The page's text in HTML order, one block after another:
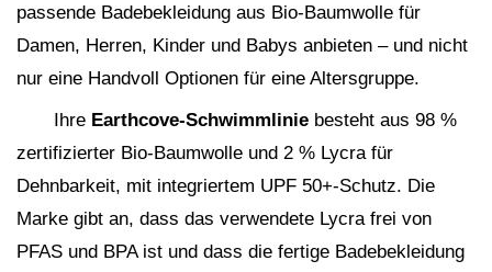
passende Badebekleidung aus Bio-Baumwolle für
Damen, Herren, Kinder und Babys anbieten – und nicht
nur eine Handvoll Optionen für eine Altersgruppe.
Ihre Earthcove-Schwimmlinie besteht aus 98 %
zertifizierter Bio-Baumwolle und 2 % Lycra für
Dehnbarkeit, mit integriertem UPF 50+-Schutz. Die
Marke gibt an, dass das verwendete Lycra frei von
PFAS und BPA ist und dass die fertige Badebekleidung